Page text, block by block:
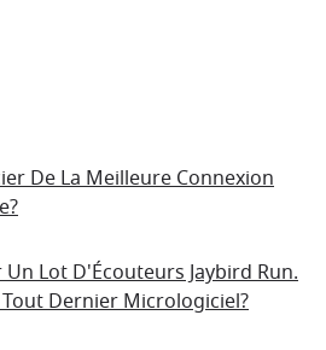
De La Meilleure Connexion
Un Lot D'Écouteurs Jaybird Run.
Dernier Micrologiciel?